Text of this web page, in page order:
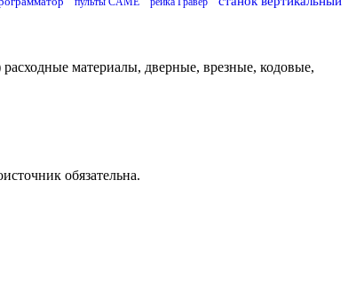
материалы, дверные, врезные, кодовые,
обязательна.